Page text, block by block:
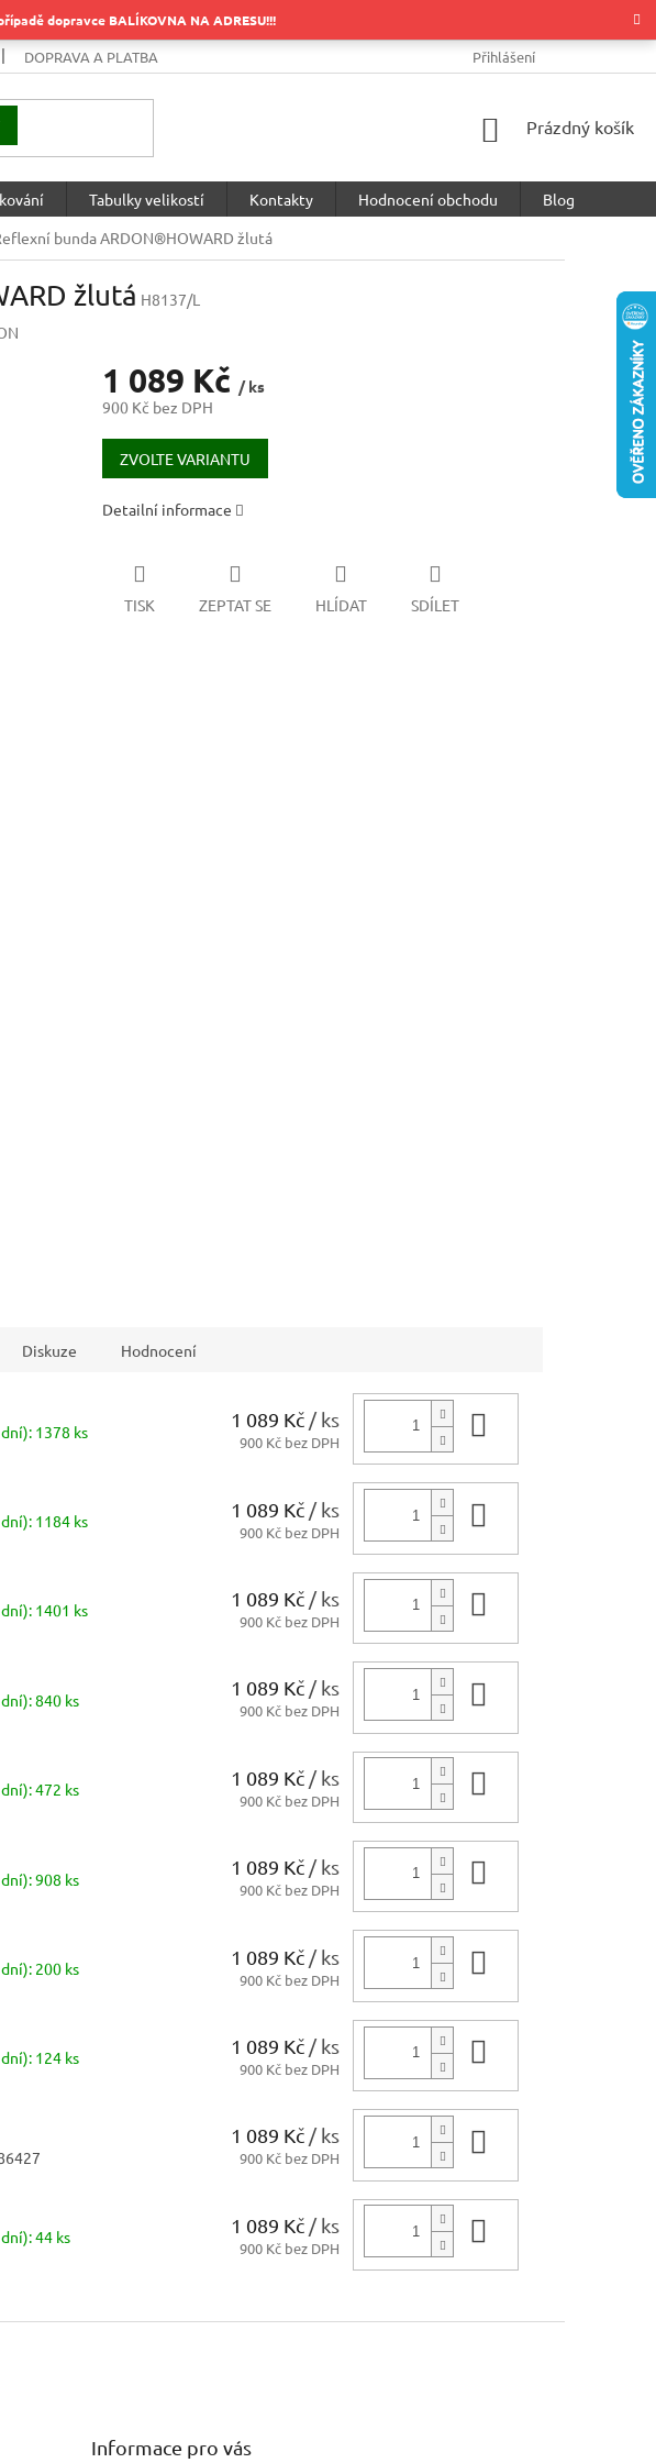
dopravce BALÍKOVNA NA ADRESU!!!
DOPRAVA A PLATBA PODMÍNKY OCHRANY OSOBNÍCH
Přihlášení
NÁKUPNÍ
Prázdný košík
Tabulky velikostí Kontakty Hodnocení obchodu
Blog
bunda ARDON®HOWARD žlutá
žlutá H8137/L
1 089 Kč / ks
900 Kč bez DPH
Měrná
cena:
ZVOLTE VARIANTU
Detailní informace
TISK ZEPTAT SE HLÍDAT SDÍLET
Diskuze Hodnocení
1378 ks
1 089 Kč / ks
900 Kč bez DPH
1184 ks
1 089 Kč / ks
900 Kč bez DPH
1401 ks
1 089 Kč / ks
900 Kč bez DPH
840 ks
1 089 Kč / ks
900 Kč bez DPH
472 ks
1 089 Kč / ks
900 Kč bez DPH
908 ks
1 089 Kč / ks
900 Kč bez DPH
200 ks
1 089 Kč / ks
900 Kč bez DPH
124 ks
1 089 Kč / ks
900 Kč bez DPH
1 089 Kč / ks
900 Kč bez DPH
44 ks
1 089 Kč / ks
900 Kč bez DPH
Informace pro vás